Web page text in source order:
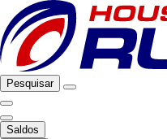
Pesquisar
Saldos